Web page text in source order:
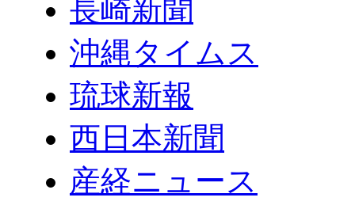
長崎新聞
沖縄タイムス
琉球新報
西日本新聞
産経ニュース